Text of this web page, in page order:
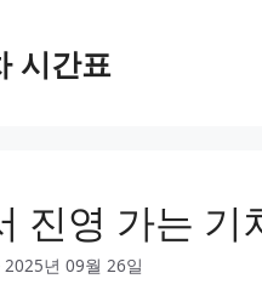
시간표
진영 가는 기
년 09월 26일